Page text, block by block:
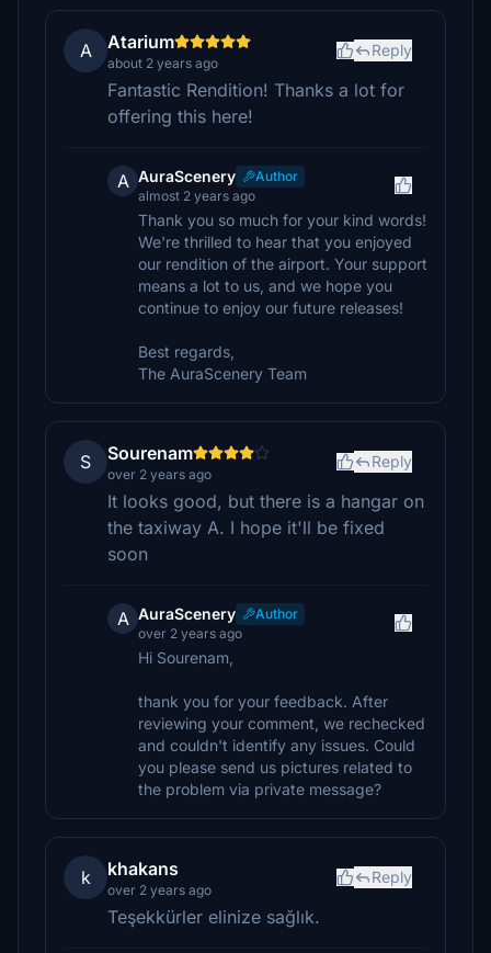
A Atarium
about 2 years ago
Reply
Fantastic Rendition! Thanks a lot for
offering this here!
A AuraScenery
Author
almost 2 years ago
Thank you so much for your kind words!
We're thrilled to hear that you enjoyed
our rendition of the airport. Your support
means a lot to us, and we hope you
continue to enjoy our future releases!
Best regards,
The AuraScenery Team
S Sourenam
over 2 years ago
Reply
It looks good, but there is a hangar on
the taxiway A. I hope it'll be fixed
soon
A AuraScenery
Author
over 2 years ago
Hi Sourenam,
thank you for your feedback. After
reviewing your comment, we rechecked
and couldn't identify any issues. Could
you please send us pictures related to
the problem via private message?
k khakans
over 2 years ago
Reply
Teşekkürler elinize sağlık.